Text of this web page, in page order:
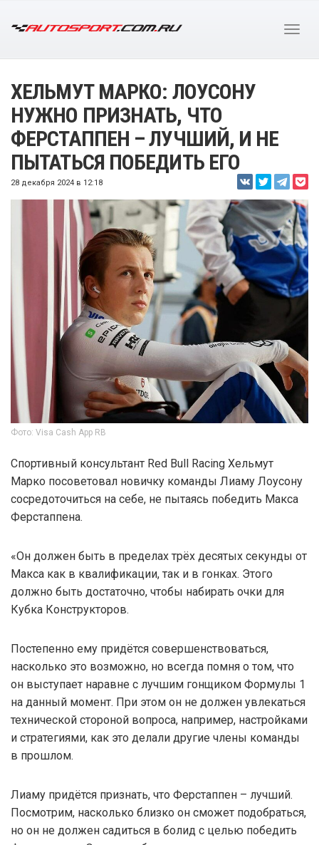
ХЕЛЬМУТ МАРКО: ЛОУСОНУ
НУЖНО ПРИЗНАТЬ, ЧТО
ФЕРСТАППЕН – ЛУЧШИЙ, И НЕ
ПЫТАТЬСЯ ПОБЕДИТЬ ЕГО
28 декабря 2024 в 12:18
Фото: Visa Cash App RB
Спортивный консультант Red Bull Racing Хельмут
Марко посоветовал новичку команды Лиаму Лоусону
сосредоточиться на себе, не пытаясь победить Макса
Ферстаппена.
«Он должен быть в пределах трёх десятых секунды от
Макса как в квалификации, так и в гонках. Этого
должно быть достаточно, чтобы набирать очки для
Кубка Конструкторов.
Постепенно ему придётся совершенствоваться,
насколько это возможно, но всегда помня о том, что
он выступает наравне с лучшим гонщиком Формулы 1
на данный момент. При этом он не должен увлекаться
технической стороной вопроса, например, настройками
и стратегиями, как это делали другие члены команды
в прошлом.
Лиаму придётся признать, что Ферстаппен – лучший.
Посмотрим, насколько близко он сможет подобраться,
но он не должен садиться в болид с целью победить